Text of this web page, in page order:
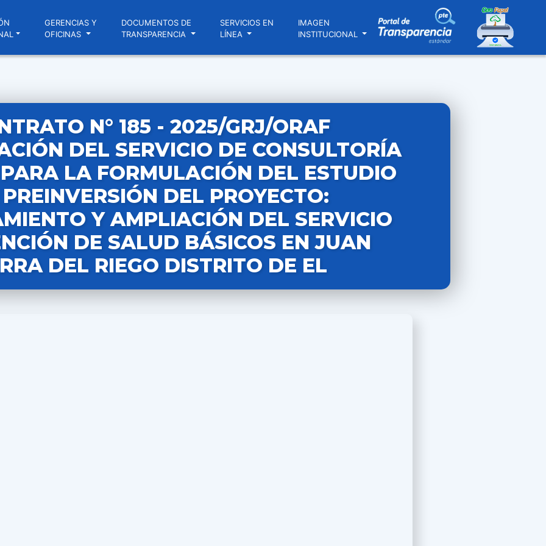
GERENCIAS Y
OFICINAS
DOCUMENTOS DE
TRANSPARENCIA
SERVICIOS EN
LÍNEA
IMAGEN
INSTITUCIONAL
N° 185 - 2025/GRJ/ORAF
DEL SERVICIO DE CONSULTORÍA
LA FORMULACIÓN DEL ESTUDIO
DEL PROYECTO:
Y AMPLIACIÓN DEL SERVICIO
DE SALUD BÁSICOS EN JUAN
DEL RIEGO DISTRITO DE EL